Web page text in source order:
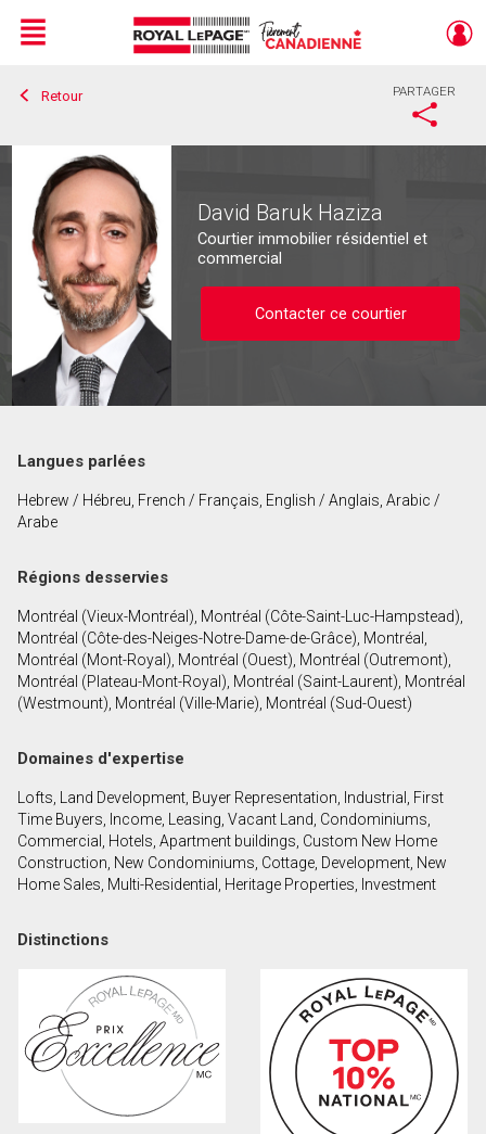
Live
En Direct
Menu
Retour PARTAGER
David Baruk Haziza
Courtier immobilier résidentiel et
commercial
Contacter ce courtier
Courriel
Téléphone
(Optionnel)
Message
En cliquant sur le bouton « soumettre », vous
consentez à nos conditions d'utilisation et vous
nous fournissez l'autorisation écrite de
communiquer avec vous.
Langues parlées
Hebrew / Hébreu, French / Français, English / Anglais, Arabic /
Arabe
Régions desservies
Montréal (Vieux-Montréal), Montréal (Côte-Saint-Luc-Hampstead),
Montréal (Côte-des-Neiges-Notre-Dame-de-Grâce), Montréal,
Montréal (Mont-Royal), Montréal (Ouest), Montréal (Outremont),
Montréal (Plateau-Mont-Royal), Montréal (Saint-Laurent), Montréal
(Westmount), Montréal (Ville-Marie), Montréal (Sud-Ouest)
Domaines d'expertise
Lofts, Land Development, Buyer Representation, Industrial, First
Time Buyers, Income, Leasing, Vacant Land, Condominiums,
Commercial, Hotels, Apartment buildings, Custom New Home
Construction, New Condominiums, Cottage, Development, New
Home Sales, Multi-Residential, Heritage Properties, Investment
Distinctions